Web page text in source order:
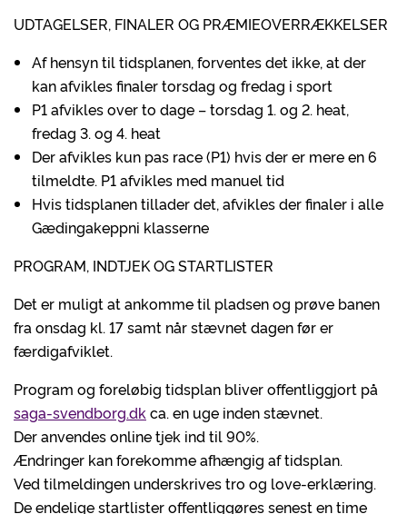
UDTAGELSER, FINALER OG PRÆMIEOVERRÆKKELSER
Af hensyn til tidsplanen, forventes det ikke, at der
kan afvikles finaler torsdag og fredag i sport
P1 afvikles over to dage – torsdag 1. og 2. heat,
fredag 3. og 4. heat
Der afvikles kun pas race (P1) hvis der er mere en 6
tilmeldte. P1 afvikles med manuel tid
Hvis tidsplanen tillader det, afvikles der finaler i alle
Gædingakeppni klasserne
PROGRAM, INDTJEK OG STARTLISTER
Det er muligt at ankomme til pladsen og prøve banen
fra onsdag kl. 17 samt når stævnet dagen før er
færdigafviklet.
Program og foreløbig tidsplan bliver offentliggjort på
saga-svendborg.dk ca. en uge inden stævnet.
Der anvendes online tjek ind til 90%.
Ændringer kan forekomme afhængig af tidsplan.
Ved tilmeldingen underskrives tro og love-erklæring.
De endelige startlister offentliggøres senest en time